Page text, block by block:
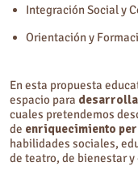
Integración Social y
Orientación y
En esta propuesta
espacio para
cuales pretendemos
de enriquecimiento
habilidades sociales,
de teatro, de bienestar